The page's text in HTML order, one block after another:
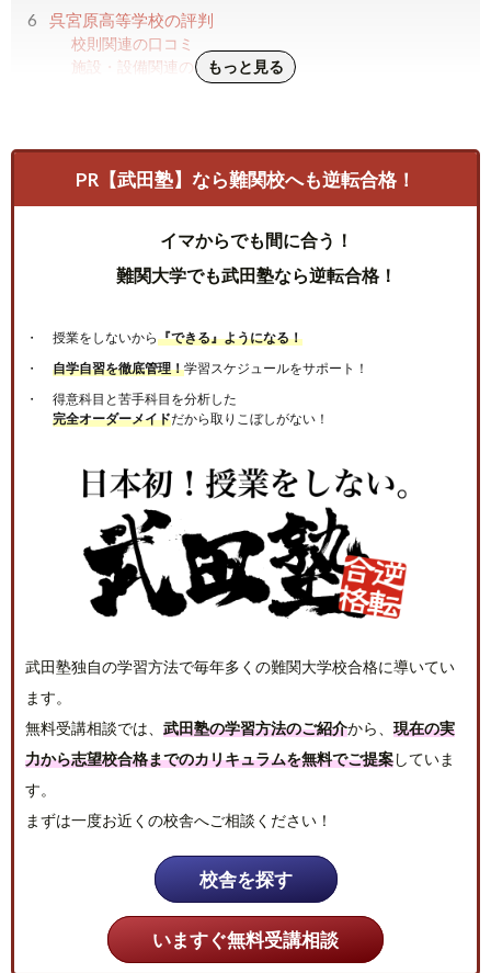
呉宮原高等学校の評判
校則関連の口コミ
施設・設備関連の口コミ
イベント関連の口コミ
もっと見る
PR【武田塾】なら難関校へも逆転合格！
イマからでも間に合う！
難関大学でも武田塾なら逆転合格！
授業をしないから『できる』ようになる！
自学自習を徹底管理！学習スケジュールをサポート！
得意科目と苦手科目を分析した
完全オーダーメイドだから取りこぼしがない！
武田塾独自の学習方法で毎年多くの難関大学校合格に導いてい
ます。
無料受講相談では、 武田塾の学習方法のご紹介から、 現在の実
力から志望校合格までのカリキュラムを無料でご提案していま
す。
まずは一度お近くの校舎へご相談ください！
校舎を探す
いますぐ無料受講相談